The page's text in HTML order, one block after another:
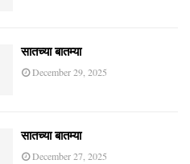
सातच्या बातम्या
December 29, 2025
सातच्या बातम्या
December 27, 2025